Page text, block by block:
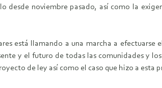
desde noviembre pasado, así como la
está llamando a una marcha a
y el futuro de todas las comunidades y
de ley así como el caso que hizo a esta